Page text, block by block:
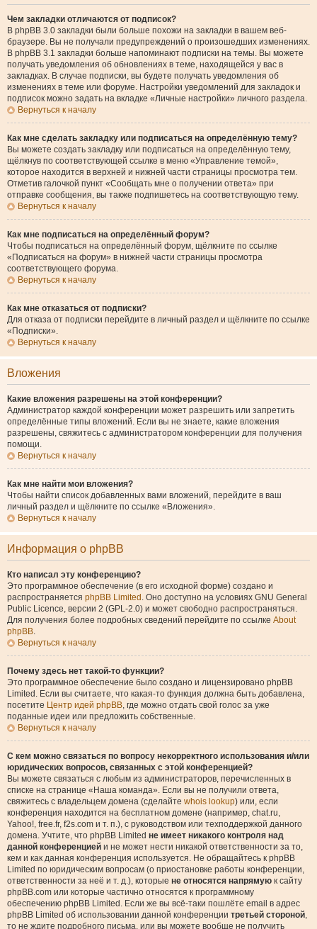
Чем закладки отличаются от подписок?
В phpBB 3.0 закладки были больше похожи на закладки в вашем веб-
браузере. Вы не получали предупреждений о произошедших изменениях.
В phpBB 3.1 закладки больше напоминают подписки на темы. Вы можете
получать уведомления об обновлениях в теме, находящейся у вас в
закладках. В случае подписки, вы будете получать уведомления об
изменениях в теме или форуме. Настройки уведомлений для закладок и
подписок можно задать на вкладке «Личные настройки» личного раздела.
Вернуться к началу
Как мне сделать закладку или подписаться на определённую тему?
Вы можете создать закладку или подписаться на определённую тему,
щёлкнув по соответствующей ссылке в меню «Управление темой»,
которое находится в верхней и нижней части страницы просмотра тем.
Отметив галочкой пункт «Сообщать мне о получении ответа» при
отправке сообщения, вы также подпишетесь на соответствующую тему.
Вернуться к началу
Как мне подписаться на определённый форум?
Чтобы подписаться на определённый форум, щёлкните по ссылке
«Подписаться на форум» в нижней части страницы просмотра
соответствующего форума.
Вернуться к началу
Как мне отказаться от подписки?
Для отказа от подписки перейдите в личный раздел и щёлкните по ссылке
«Подписки».
Вернуться к началу
Вложения
Какие вложения разрешены на этой конференции?
Администратор каждой конференции может разрешить или запретить
определённые типы вложений. Если вы не знаете, какие вложения
разрешены, свяжитесь с администратором конференции для получения
помощи.
Вернуться к началу
Как мне найти мои вложения?
Чтобы найти список добавленных вами вложений, перейдите в ваш
личный раздел и щёлкните по ссылке «Вложения».
Вернуться к началу
Информация о phpBB
Кто написал эту конференцию?
Это программное обеспечение (в его исходной форме) создано и
распространяется phpBB Limited . Оно доступно на условиях GNU General
Public Licence, версии 2 (GPL-2.0) и может свободно распространяться.
Для получения более подробных сведений перейдите по ссылке About
phpBB.
Вернуться к началу
Почему здесь нет такой-то функции?
Это программное обеспечение было создано и лицензировано phpBB
Limited. Если вы считаете, что какая-то функция должна быть добавлена,
посетите Центр идей phpBB, где можно отдать свой голос за уже
поданные идеи или предложить собственные.
Вернуться к началу
С кем можно связаться по вопросу некорректного использования и/или
юридических вопросов, связанных с этой конференцией?
Вы можете связаться с любым из администраторов, перечисленных в
списке на странице «Наша команда». Если вы не получили ответа,
свяжитесь с владельцем домена (сделайте whois lookup) или, если
конференция находится на бесплатном домене (например, chat.ru,
Yahoo!, free.fr, f2s.com и т. п.), с руководством или техподдержкой данного
домена. Учтите, что phpBB Limited не имеет никакого контроля над
данной конференцией и не может нести никакой ответственности за то,
кем и как данная конференция используется. Не обращайтесь к phpBB
Limited по юридическим вопросам (о приостановке работы конференции,
ответственности за неё и т. д.), которые не относятся напрямую к сайту
phpBB.com или которые частично относятся к программному
обеспечению phpBB Limited. Если же вы всё-таки пошлёте email в адрес
phpBB Limited об использовании данной конференции третьей стороной,
то не ждите подробного письма, или вы можете вообще не получить